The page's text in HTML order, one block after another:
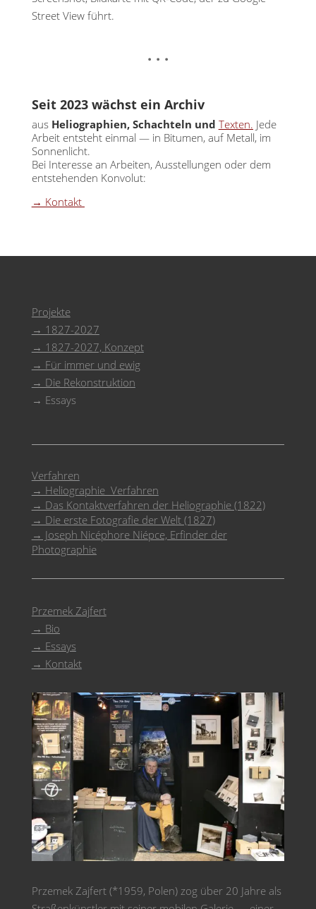
Street View führt.
. . .
Seit 2023 wächst ein Archiv
aus Heliographien, Schachteln und Texten. Jede
Arbeit entsteht einmal — in Bitumen, auf Metall, im
Sonnenlicht.
Bei Interesse an Arbeiten, Ausstellungen oder dem
entstehenden Konvolut:
→ Kontakt
Projekte
→ 1827-2027
→ 1827-2027, Konzept
→ Für immer und ewig
→ Die Rekonstruktion
→ Essays
Verfahren
→ Heliographie Verfahren
→ Das Kontaktverfahren der Heliographie (1822)
→ Die erste Fotografie der Welt (1827)
→ Joseph Nicéphore Niépce, Erfinder der
Photographie
Przemek Zajfert
→ Bio
→ Essays
→ Kontakt
Przemek Zajfert (*1959, Polen) zog über 20 Jahre als